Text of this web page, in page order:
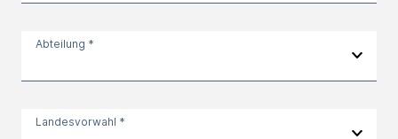
Abteilung *
Landesvorwahl *